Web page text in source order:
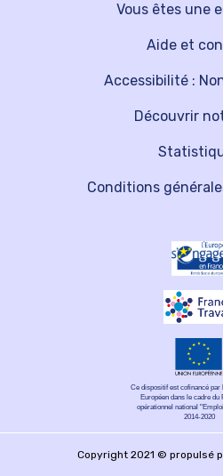
Vous êtes une
Découvrir
Aide et
Accessibilité :
Conditions
Ce dispositif est cofinancé par
Européen dans le cadre du
opérationnel national
2014-2020
Copyright 2021 © propulsé